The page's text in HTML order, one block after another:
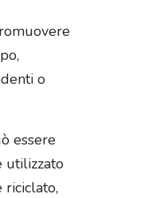
o
essere
utilizzato
riciclato,